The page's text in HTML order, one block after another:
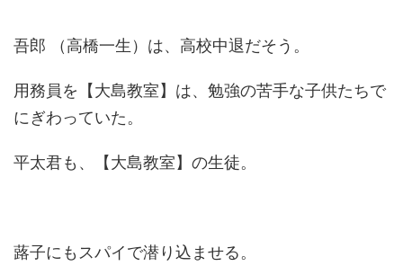
吾郎 （高橋一生）は、高校中退だそう。
用務員を【大島教室】は、勉強の苦手な子供たちで
にぎわっていた。
平太君も、【大島教室】の生徒。
蕗子にもスパイで潜り込ませる。